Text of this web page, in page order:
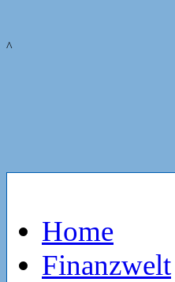
^
Home
Finanzwelt